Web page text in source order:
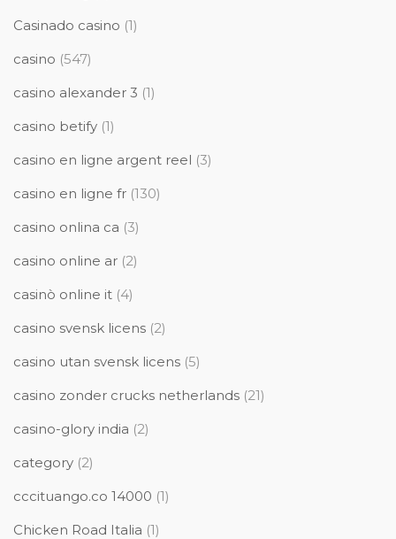
Casinado casino (1)
casino (547)
casino alexander 3 (1)
casino betify (1)
casino en ligne argent reel (3)
casino en ligne fr (130)
casino onlina ca (3)
casino online ar (2)
casinò online it (4)
casino svensk licens (2)
casino utan svensk licens (5)
casino zonder crucks netherlands (21)
casino-glory india (2)
category (2)
cccituango.co 14000 (1)
Chicken Road Italia (1)